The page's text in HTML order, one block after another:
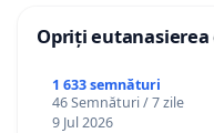
Opriți eutanasierea
1 633 semnături
46 Semnături / 7 zile
9 Jul 2026